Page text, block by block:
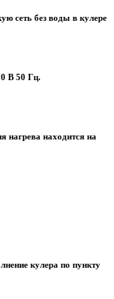
сеть без воды в кулере
В 50 Гц.
нагрева находится на
кулера по пункту